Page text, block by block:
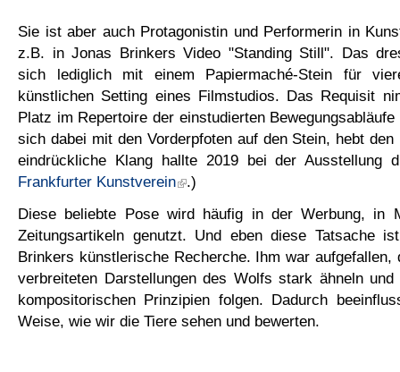
Sie ist aber auch Protagonistin und Performerin in
z.B. in Jonas Brinkers Video "Standing Still". Das
sich lediglich mit einem Papiermaché-Stein für
künstlichen Setting eines Filmstudios. Das Requisit
Platz im Repertoire der einstudierten
sich dabei mit den Vorderpfoten auf den Stein, hebt
eindrückliche Klang hallte 2019 bei der Ausstellung
Frankfurter Kunstverein
.)
Diese beliebte Pose wird häufig in der Werbung, in
Zeitungsartikeln genutzt. Und eben diese Tatsache
Brinkers künstlerische Recherche. Ihm war aufgefallen,
verbreiteten Darstellungen des Wolfs stark ähneln
kompositorischen Prinzipien folgen. Dadurch
Weise, wie wir die Tiere sehen und bewerten.